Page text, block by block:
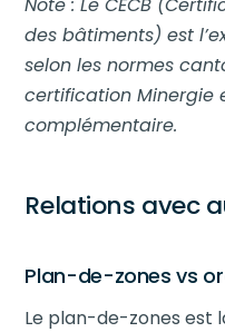
des bâtiments) est
selon les normes
certification Minergie
complémentaire.
Relations avec
Plan-de-zones vs
Le plan-de-zones est